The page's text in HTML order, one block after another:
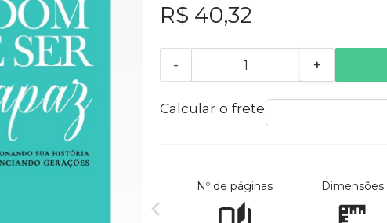
R$ 40,32
- +
Calcular o frete
Nº de páginas Dimensões